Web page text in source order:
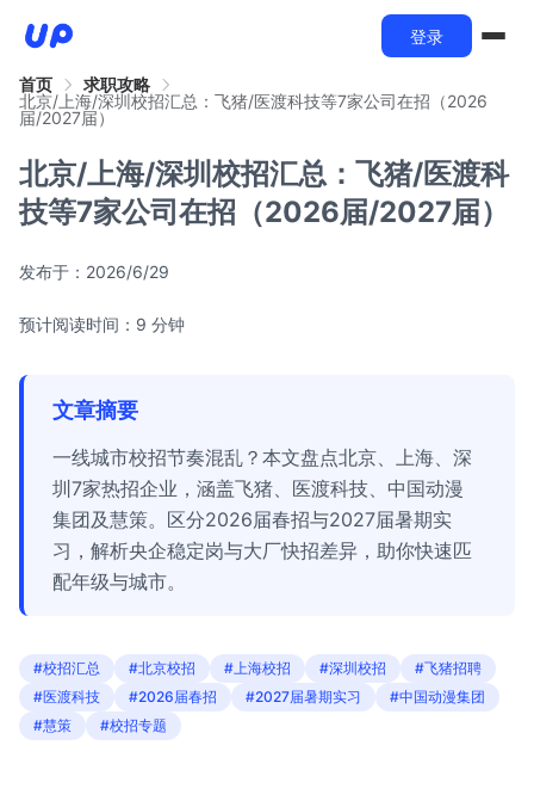
登录
首页
求职攻略
北京/上海/深圳校招汇总：飞猪/医渡科技等7家公司在招（2026
届/2027届）
北京/上海/深圳校招汇总：飞猪/医渡科
技等7家公司在招（2026届/2027届）
发布于： 2026/6/29
预计阅读时间：9 分钟
文章摘要
一线城市校招节奏混乱？本文盘点北京、上海、深
圳7家热招企业，涵盖飞猪、医渡科技、中国动漫
集团及慧策。区分2026届春招与2027届暑期实
习，解析央企稳定岗与大厂快招差异，助你快速匹
配年级与城市。
#校招汇总 #北京校招 #上海校招 #深圳校招
#飞猪招聘
#医渡科技
#2026届春招 #2027届暑期实习
#中国动漫集团
#慧策
#校招专题